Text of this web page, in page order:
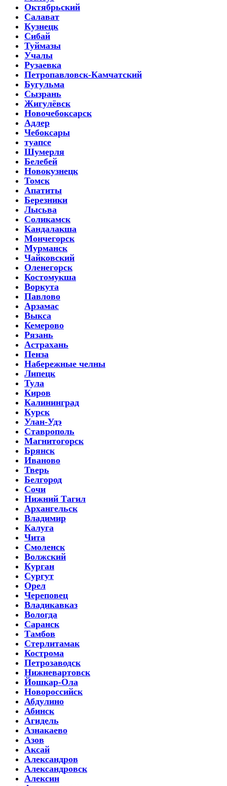
Октябрьский
Салават
Кузнецк
Сибай
Туймазы
Учалы
Рузаевка
Петропавловск-Камчатский
Бугульма
Сызрань
Жигулёвск
Новочебоксарск
Адлер
Чебоксары
туапсе
Шумерля
Белебей
Новокузнецк
Томск
Апатиты
Березники
Лысьва
Соликамск
Кандалакша
Мончегорск
Мурманск
Чайковский
Оленегорск
Костомукша
Воркута
Павлово
Арзамас
Выкса
Кемерово
Рязань
Астрахань
Пенза
Набережные челны
Липецк
Тула
Киров
Калининград
Курск
Улан-Удэ
Ставрополь
Магнитогорск
Брянск
Иваново
Тверь
Белгород
Сочи
Нижний Тагил
Архангельск
Владимир
Калуга
Чита
Смоленск
Волжский
Курган
Сургут
Орел
Череповец
Владикавказ
Вологда
Саранск
Тамбов
Стерлитамак
Кострома
Петрозаводск
Нижневартовск
Йошкар-Ола
Новороссийск
Абдулино
Абинск
Агидель
Азнакаево
Азов
Аксай
Александров
Александровск
Алексин